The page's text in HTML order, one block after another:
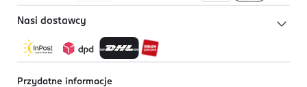
Nasi dostawcy
Przydatne informacje